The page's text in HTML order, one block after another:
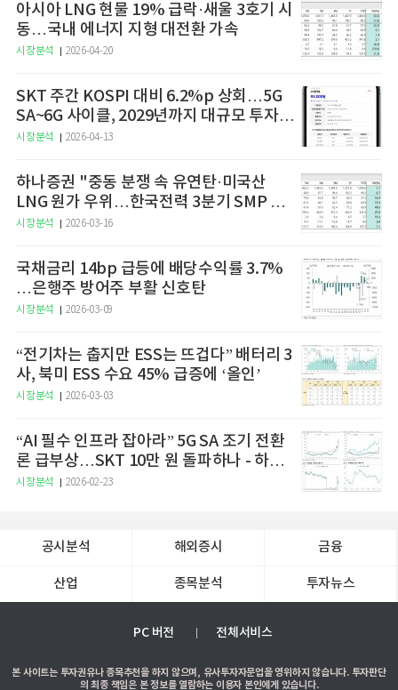
아시아 LNG 현물 19% 급락·새울 3호기 시
동…국내 에너지 지형 대전환 가속
시장분석 2026-04-20
SKT 주간 KOSPI 대비 6.2%p 상회…5G
SA~6G 사이클, 2029년까지 대규모 투자
예고
시장분석 2026-04-13
하나증권 "중동 분쟁 속 유연탄·미국산
LNG 원가 우위…한국전력 3분기 SMP 상
승 전망"
시장분석 2026-03-16
국채금리 14bp 급등에 배당수익률 3.7%
…은행주 방어주 부활 신호탄
시장분석 2026-03-09
“전기차는 춥지만 ESS는 뜨겁다” 배터리 3
사, 북미 ESS 수요 45% 급증에 ‘올인’
시장분석 2026-03-03
“AI 필수 인프라 잡아라” 5G SA 조기 전환
론 급부상…SKT 10만 원 돌파하나 - 하나
증권
시장분석 2026-02-23
공시분석 해외증시 금융
산업 종목분석 투자뉴스
PC 버전 전체서비스
본 사이트는 투자권유나 종목추천을 하지 않으며, 유사투자자문업을 영위하지 않습니다. 투자판단
의 최종 책임은 본 정보를 열람하는 이용자 본인에게 있습니다.